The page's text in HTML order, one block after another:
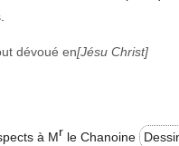
dévoué en Jésu Christ
à Mr le Chanoine